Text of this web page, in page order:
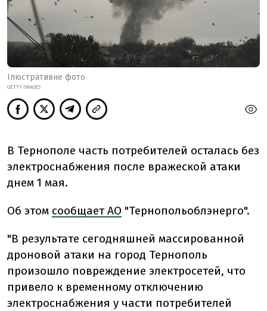
Ілюстративне фото
GETTY IMAGES
В Тернополе часть потребителей осталась без
электроснабжения после вражеской атаки
днем 1 мая.
Об этом сообщает АО "Тернопольоблэнерго".
"В результате сегодняшней массированной
дроновой атаки на город Тернополь
произошло повреждение электросетей, что
привело к временному отключению
электроснабжения у части потребителей